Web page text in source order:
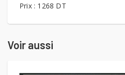
Prix : 1268 DT
Voir aussi